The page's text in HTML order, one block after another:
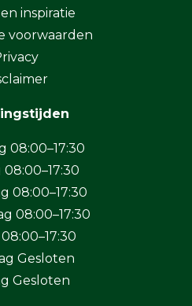
inspiratie
voorwaarden
08:00–17:30
08:00–17:30
08:00–17:30
Gesloten
Gesloten